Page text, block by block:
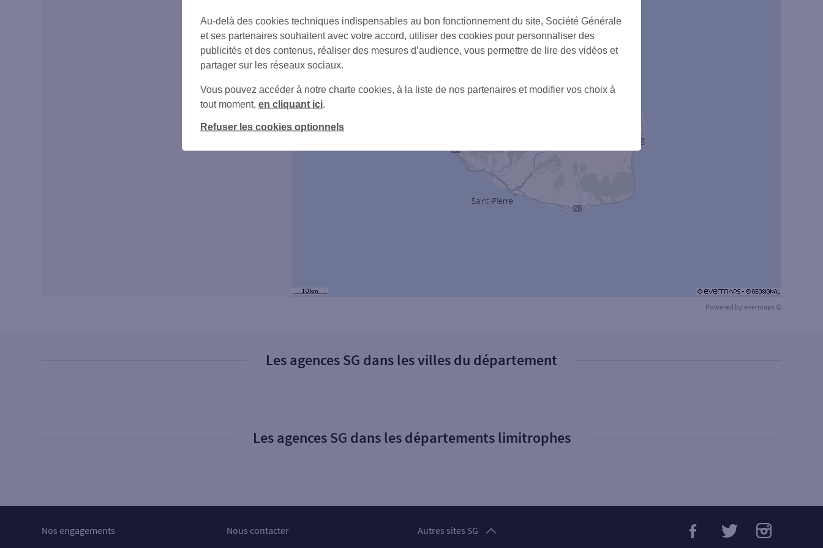
Powered by evermaps ©
Les agences SG dans les villes du département
Les agences SG dans les départements limitrophes
Nos engagements Nous contacter Autres sites SG
Au-delà des cookies techniques indispensables au bon fonctionnement du site, Société Générale
et ses partenaires souhaitent avec votre accord, utiliser des cookies pour personnaliser des
publicités et des contenus, réaliser des mesures d’audience, vous permettre de lire des vidéos et
partager sur les réseaux sociaux.
Vous pouvez accéder à notre charte cookies, à la liste de nos partenaires et modifier vos choix à
tout moment, en cliquant ici
Refuser les cookies optionnels